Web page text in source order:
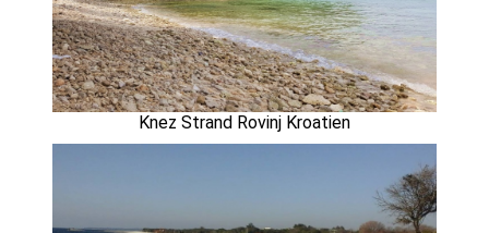
Knez Strand Rovinj Kroatien